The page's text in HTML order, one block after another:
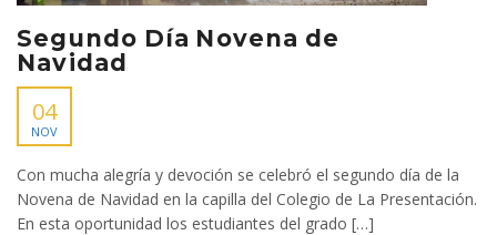
Segundo Día Novena de
Navidad
04
NOV
Con mucha alegría y devoción se celebró el segundo día de la
Novena de Navidad en la capilla del Colegio de La Presentación.
En esta oportunidad los estudiantes del grado […]